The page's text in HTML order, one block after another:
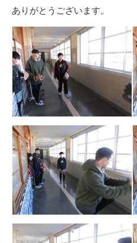
ありがとうございます。